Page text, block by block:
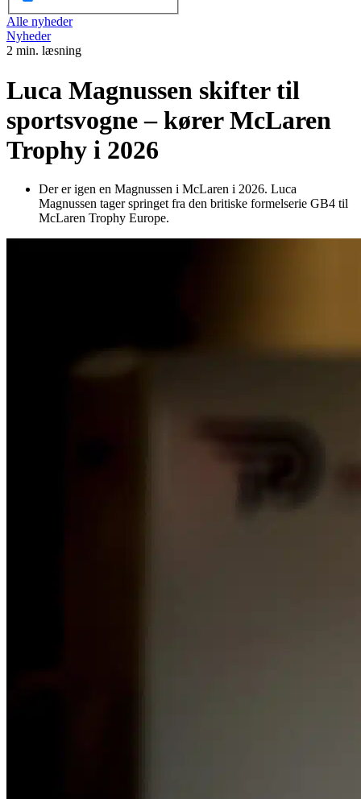
Alle nyheder
Nyheder
2 min. læsning
Luca Magnussen skifter til
sportsvogne – kører McLaren
Trophy i 2026
Der er igen en Magnussen i McLaren i 2026. Luca
Magnussen tager springet fra den britiske formelserie GB4 til
McLaren Trophy Europe.